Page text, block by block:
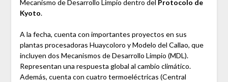
Mecanismo de Desarrollo Limpio dentro del Protocolo de
Kyoto.
A la fecha, cuenta con importantes proyectos en sus
plantas procesadoras Huaycoloro y Modelo del Callao, que
incluyen dos Mecanismos de Desarrollo Limpio (MDL).
Representan una respuesta global al cambio climático.
Además, cuenta con cuatro termoeléctricas (Central